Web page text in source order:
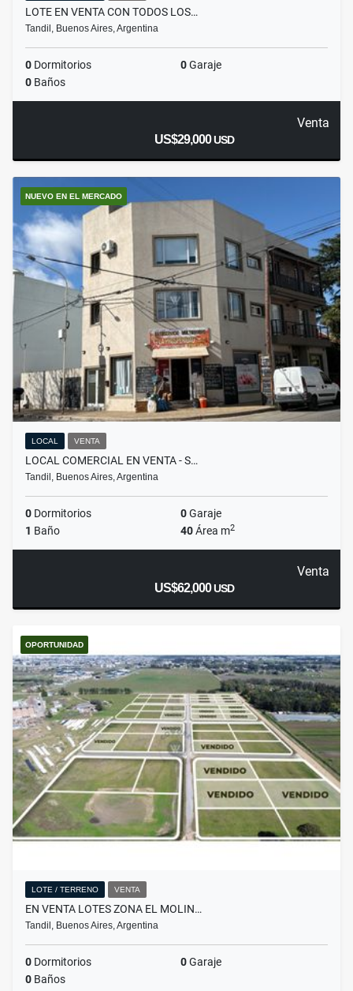
LOTE EN VENTA CON TODOS LOS…
Tandil, Buenos Aires, Argentina
0 Dormitorios 0Garaje
0 Baños
Venta
US$29,000USD
NUEVO EN EL MERCADO
LOCAL VENTA
LOCAL COMERCIAL EN VENTA - S…
Tandil, Buenos Aires, Argentina
0 Dormitorios 0Garaje
1 Baño 40Área m2
Venta
US$62,000USD
OPORTUNIDAD
LOTE / TERRENO VENTA
EN VENTA LOTES ZONA EL MOLIN…
Tandil, Buenos Aires, Argentina
0 Dormitorios 0Garaje
0 Baños